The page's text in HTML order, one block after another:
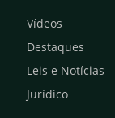
Vídeos
Destaques
Leis e Notícias
Jurídico